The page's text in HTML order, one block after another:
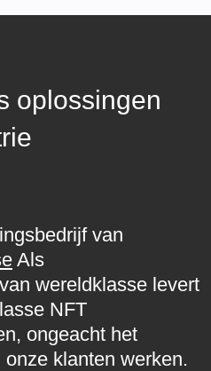
oplossingen
van
Als
wereldklasse levert
NFT
ongeacht het
klanten werken.